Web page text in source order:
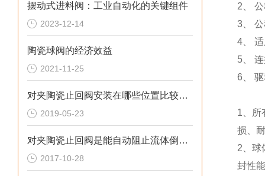
摆动式进料阀：工业自动化的关键组件
2023-12-14
陶瓷球阀的经济效益
2021-11-25
对夹陶瓷止回阀安装在哪些位置比较好？
2019-05-23
对夹陶瓷止回阀是能自动阻止流体倒流的阀门
2017-10-28
2、
3、
4、
5、
6、
1、所
损、
2、球
封性